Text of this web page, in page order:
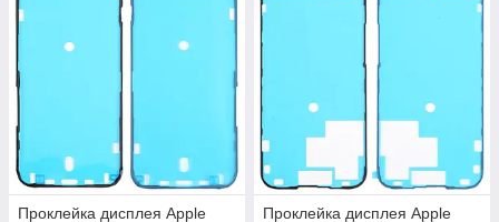
Проклейка дисплея Apple
Проклейка дисплея Apple